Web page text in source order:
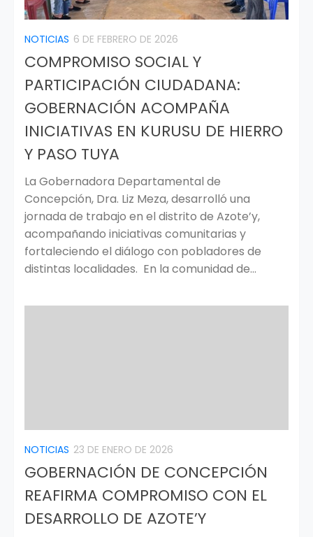
NOTICIAS 6 DE FEBRERO DE 2026
COMPROMISO SOCIAL Y
PARTICIPACIÓN CIUDADANA:
GOBERNACIÓN ACOMPAÑA
INICIATIVAS EN KURUSU DE HIERRO
Y PASO TUYA
La Gobernadora Departamental de
Concepción, Dra. Liz Meza, desarrolló una
jornada de trabajo en el distrito de Azote’y,
acompañando iniciativas comunitarias y
fortaleciendo el diálogo con pobladores de
distintas localidades. En la comunidad de...
NOTICIAS 23 DE ENERO DE 2026
GOBERNACIÓN DE CONCEPCIÓN
REAFIRMA COMPROMISO CON EL
DESARROLLO DE AZOTE’Y